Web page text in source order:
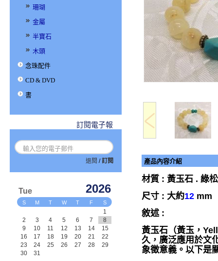
珊瑚
金屬
半寶石
木頭
念珠配件
CD & DVD
書
訂閱電子報
退閱 /訂閱
Tue 2026
S M T W T F S
1
2
3 4 5 6 7
8
9
10 11 12 13 14
15
16
17 18 19 20 21
22
23
24 25 26 27 28
29
30
31
產品內容介紹
材質 : 黃玉石 . 綠
尺寸 : 大約12 mm
敘述 :
黃玉石（黃玉，
久，廣泛應用於文
象徵意義。以下是